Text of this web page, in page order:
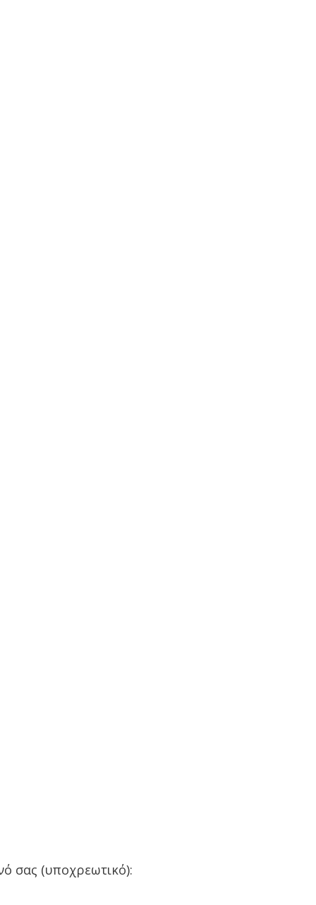
σας (υποχρεωτικό):